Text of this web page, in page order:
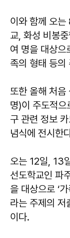
이와 함께 오
교, 화성 비봉
여 명을 대상으
족의 형태 등의
또한 올해 처
명)이 주도적으
구 관련 정보
념식에 전시한
오는 12일, 13
선도학교인 파
을 대상으로 ‘
라는 주제의 저
이다.